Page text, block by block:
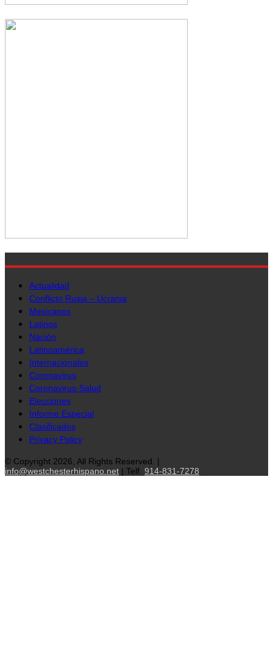
Actualidad
Conflicto Rusia – Ucrania
Mexicanos
Latinos
Nación
Latinoamérica
Internacionales
Coronavirus
Coronavirus-Salud
Elecciones
Informe Especial
Clasificados
Privacy Policy
© Copyright 2026, All Rights Reserved. |
info@westchesterhispano.net | Telf. 914-831-7278